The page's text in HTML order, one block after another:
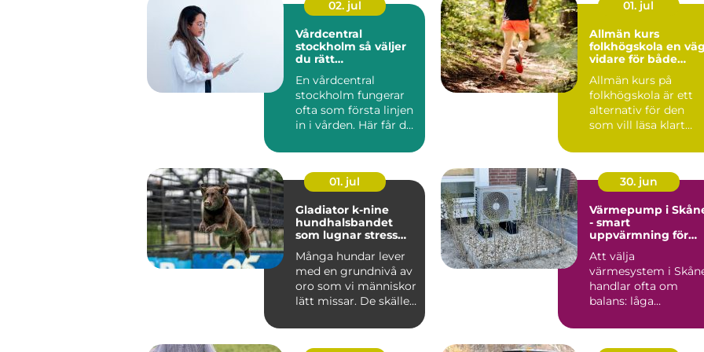
02. jul
Vårdcentral
stockholm så väljer
du rätt
En vårdcentral
stockholm fungerar
ofta som första linjen
in i vården. Här får du
01. jul
Allmän kurs
folkhögskola en väg
vidare för både
Allmän kurs på
folkhögskola är ett
alternativ för den
som vill läsa klart
behörighet t...
01. jul
Gladiator k-nine
hundhalsbandet
som lugnar stress
Många hundar lever
med en grundnivå av
oro som vi människor
lätt missar. De skäller
30. jun
Värmepump i
- smart
uppvärmning för
Att välja
värmesystem i
handlar ofta om
balans: låga